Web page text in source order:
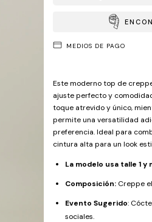
MEDIOS DE PAGO
Este moderno top de
ajuste perfecto y
toque atrevido y único,
permite una versatilidad
preferencia. Ideal para
cintura alta para un look
La modelo usa talle 1 y
Composición: Creppe
Evento Sugerido:
sociales.